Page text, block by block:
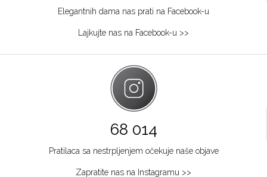
Elegantnih dama nas prati na Facebook-u
Lajkujte nas na Facebook-u >>
68 014
Pratilaca sa nestrpljenjem očekuje naše objave
Zapratite nas na Instagramu >>